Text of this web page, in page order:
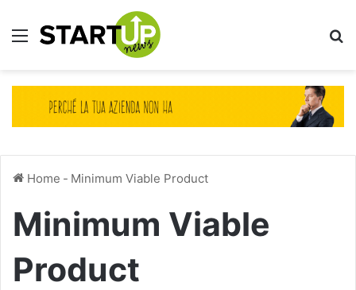
Menu
Home - Minimum Viable Product
Minimum Viable
Product